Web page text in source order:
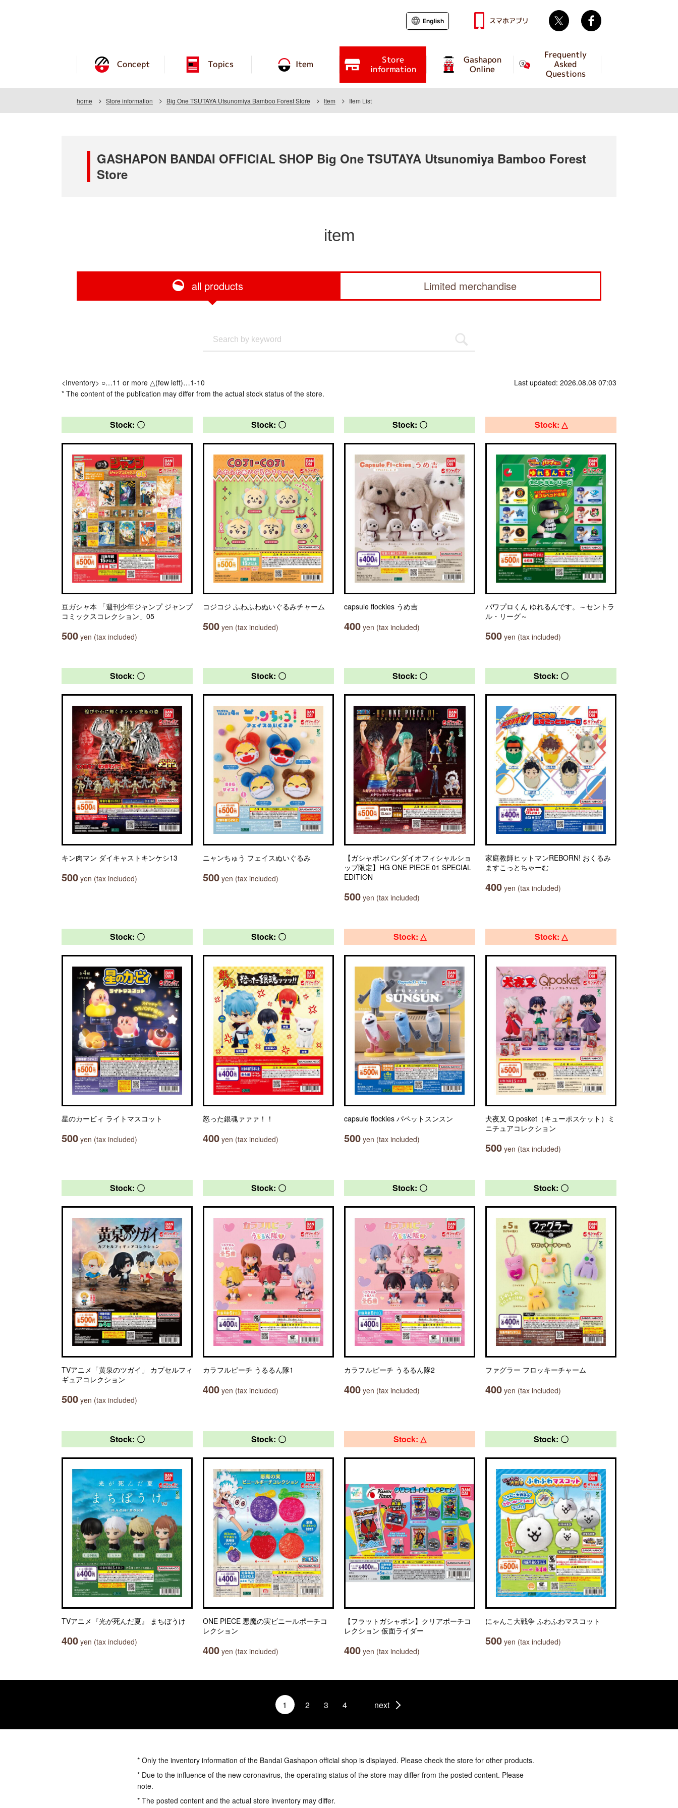
Concept Topics Item Store
information
Gashapon
Online
Frequently
Asked
Questions
English スマホアプリ Twitter
home Store information Big One TSUTAYA Utsunomiya Bamboo Forest Store Item Item List
GASHAPON BANDAI OFFICIAL SHOP Big One TSUTAYA Utsunomiya Bamboo Forest
Store
item
all products Limited merchandise
<Inventory> ○…11 or more △(few left)…1-10
* The content of the publication may differ from the actual stock status of the store.
Last updated: 2026.08.08 07:03
Stock: 〇
豆ガシャ本 「週刊少年ジャンプ ジャンプ
コミックスコレクション」05
500 yen (tax included)
Stock: 〇
コジコジ ふわふわぬいぐるみチャーム
500 yen (tax included)
Stock: 〇
capsule flockies うめ吉
400 yen (tax included)
Stock: △
パワプロくん ゆれるんです。～セントラ
ル・リーグ～
500 yen (tax included)
Stock: 〇
キン肉マン ダイキャストキンケシ13
500 yen (tax included)
Stock: 〇
ニャンちゅう フェイスぬいぐるみ
500 yen (tax included)
Stock: 〇
【ガシャポンバンダイオフィシャルショ
ップ限定】HG ONE PIECE 01 SPECIAL
EDITION
500 yen (tax included)
Stock: 〇
家庭教師ヒットマンREBORN! おくるみ
ますこっとちゃーむ
400 yen (tax included)
Stock: 〇
星のカービィ ライトマスコット
500 yen (tax included)
Stock: 〇
怒った銀魂ァァァ！！
400 yen (tax included)
Stock: △
capsule flockies パペットスンスン
500 yen (tax included)
Stock: △
犬夜叉 Q posket（キューポスケット）ミ
ニチュアコレクション
500 yen (tax included)
Stock: 〇
TVアニメ「黄泉のツガイ」 カプセルフィ
ギュアコレクション
500 yen (tax included)
Stock: 〇
カラフルピーチ うるるん隊1
400 yen (tax included)
Stock: 〇
カラフルピーチ うるるん隊2
400 yen (tax included)
Stock: 〇
ファグラー フロッキーチャーム
400 yen (tax included)
Stock: 〇
TVアニメ『光が死んだ夏』 まちぼうけ
400 yen (tax included)
Stock: 〇
ONE PIECE 悪魔の実ビニールポーチコ
レクション
400 yen (tax included)
Stock: △
【フラットガシャポン】クリアポーチコ
レクション 仮面ライダー
400 yen (tax included)
Stock: 〇
にゃんこ大戦争 ふわふわマスコット
500 yen (tax included)
1 2 3 4 next
* Only the inventory information of the Bandai Gashapon official shop is displayed. Please check the store for other products.
* Due to the influence of the new coronavirus, the operating status of the store may differ from the posted content. Please
note.
* The posted content and the actual store inventory may differ.